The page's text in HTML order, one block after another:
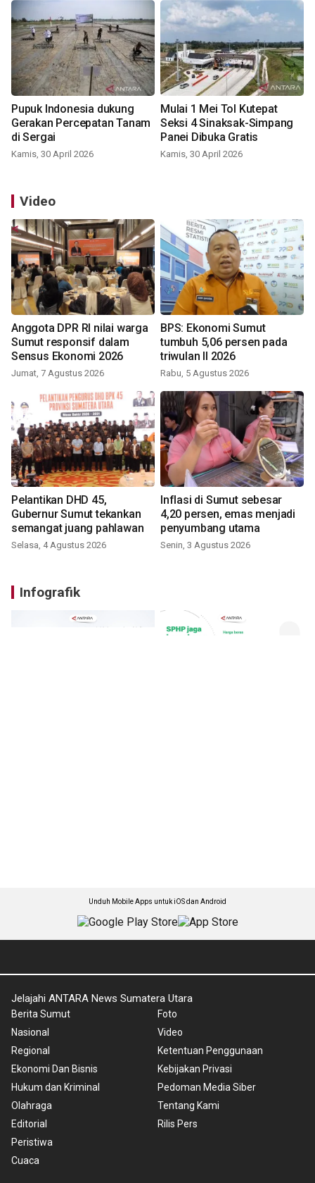
Pupuk Indonesia dukung
Gerakan Percepatan Tanam
di Sergai
Kamis, 30 April 2026
Mulai 1 Mei Tol Kutepat
Seksi 4 Sinaksak-Simpang
Panei Dibuka Gratis
Kamis, 30 April 2026
Video
Anggota DPR RI nilai warga
Sumut responsif dalam
Sensus Ekonomi 2026
Jumat, 7 Agustus 2026
BPS: Ekonomi Sumut
tumbuh 5,06 persen pada
triwulan II 2026
Rabu, 5 Agustus 2026
Pelantikan DHD 45,
Gubernur Sumut tekankan
semangat juang pahlawan
Selasa, 4 Agustus 2026
Inflasi di Sumut sebesar
4,20 persen, emas menjadi
penyumbang utama
Senin, 3 Agustus 2026
Infografik
Unduh Mobile Apps untuk iOS dan Android
Jelajahi ANTARA News Sumatera Utara
Berita Sumut
Nasional
Regional
Ekonomi Dan Bisnis
Hukum dan Kriminal
Olahraga
Editorial
Peristiwa
Cuaca
Foto
Video
Ketentuan Penggunaan
Kebijakan Privasi
Pedoman Media Siber
Tentang Kami
Rilis Pers